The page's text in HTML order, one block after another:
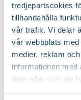
tredjepartscokies
tillhandahålla
vår trafik. Vi delar
vår webbplats
medier, reklam
informationen med
dem eller som de
Material UV
Längd 8 m
10 m
Du kanske också